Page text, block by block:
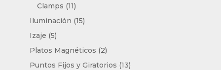
Clamps 1111
productos
Iluminación 1515
Izaje 55
productos
Platos Magnéticos 22
productos
Puntos Fijos y Giratorios 1313